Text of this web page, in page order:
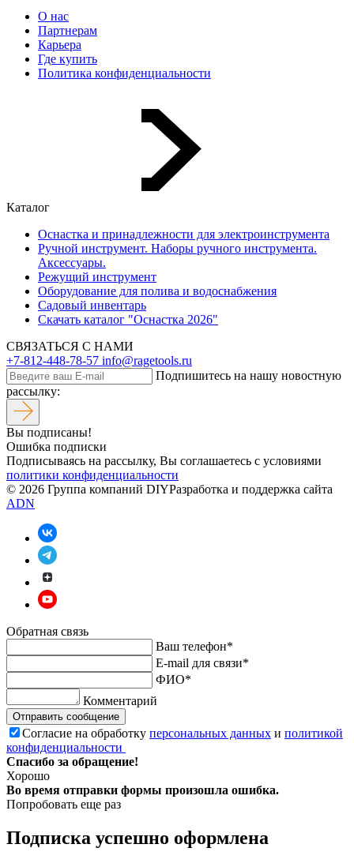
О нас
Партнерам
Карьера
Где купить
Политика конфиденциальности
Каталог
Оснастка и принадлежности для электроинструмента
Ручной инструмент. Наборы ручного инструмента.
Аксессуары.
Режущий инструмент
Оборудование для полива и водоснабжения
Садовый инвентарь
Скачать каталог "Оснастка 2026"
СВЯЗАТЬСЯ С НАМИ
+7-812-448-78-57 info@ragetools.ru
Подпишитесь на нашу новостную
рассылку:
Вы подписаны!
Ошибка подписки
Подписываясь на рассылку, Вы соглашаетесь c условиями
политики конфиденциальности
© 2026 Группа компаний DIYРазработка и поддержка сайта
ADN
Обратная связь
Ваш телефон*
E-mail для связи*
ФИО*
Комментарий
Отправить сообщение
Согласие на обработку персональных данных и политикой
конфиденциальности
Спасибо за обращение!
Хорошо
Во время отправки формы произошла ошибка.
Попробовать еще раз
Подписка успешно оформлена